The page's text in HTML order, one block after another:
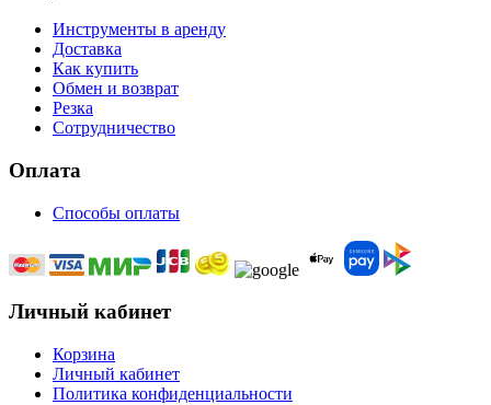
Инструменты в аренду
Доставка
Как купить
Обмен и возврат
Резка
Сотрудничество
Оплата
Способы оплаты
Личный кабинет
Корзина
Личный кабинет
Политика конфиденциальности